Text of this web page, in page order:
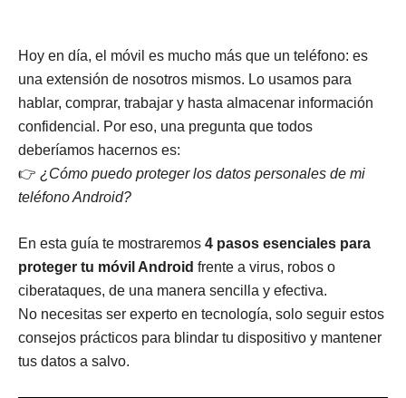
Hoy en día, el móvil es mucho más que un teléfono: es
una extensión de nosotros mismos. Lo usamos para
hablar, comprar, trabajar y hasta almacenar información
confidencial. Por eso, una pregunta que todos
deberíamos hacernos es:
👉 ¿Cómo puedo proteger los datos personales de mi
teléfono Android?
En esta guía te mostraremos 4 pasos esenciales para
proteger tu móvil Android frente a virus, robos o
ciberataques, de una manera sencilla y efectiva.
No necesitas ser experto en tecnología, solo seguir estos
consejos prácticos para blindar tu dispositivo y mantener
tus datos a salvo.